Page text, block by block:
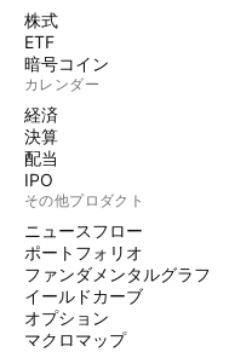
株式
ETF
暗号コイン
カレンダー
経済
決算
配当
IPO
その他プロダクト
ニュースフロー
ポートフォリオ
ファンダメンタルグラフ
イールドカーブ
オプション
マクロマップ